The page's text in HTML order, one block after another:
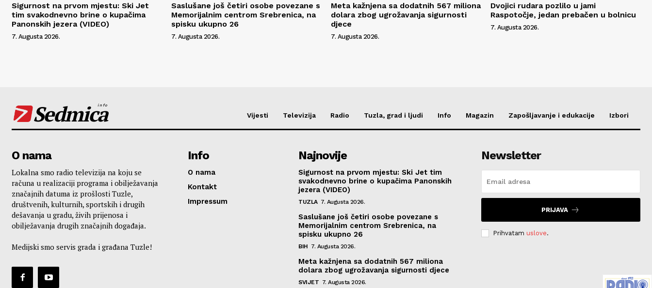
Sigurnost na prvom mjestu: Ski Jet
tim svakodnevno brine o kupačima
Panonskih jezera (VIDEO)
7. Augusta 2026.
Saslušane još četiri osobe povezane s
Memorijalnim centrom Srebrenica, na
spisku ukupno 26
7. Augusta 2026.
Meta kažnjena sa dodatnih 567 miliona
dolara zbog ugrožavanja sigurnosti
djece
7. Augusta 2026.
Dvojici rudara pozlilo u jami
Raspotočje, jedan prebačen u bolnicu
7. Augusta 2026.
Sedmica
info
Vijesti Televizija Radio Tuzla, grad i ljudi Info Magazin Zapošljavanje i edukacije Izbori
O nama
Lokalna smo radio televizija na koju se
računa u realizaciji programa i obilježavanja
značajnih datuma iz prošlosti Tuzle,
društvenih, kulturnih, sportskih i drugih
dešavanja u gradu, živih prijenosa i
obilježavanja drugih značajnih događaja.
Medijski smo servis grada i građana Tuzle!
Info
O nama
Kontakt
Impressum
Najnovije
Sigurnost na prvom mjestu: Ski Jet tim
svakodnevno brine o kupačima Panonskih
jezera (VIDEO)
TUZLA 7. Augusta 2026.
Saslušane još četiri osobe povezane s
Memorijalnim centrom Srebrenica, na
spisku ukupno 26
BIH 7. Augusta 2026.
Meta kažnjena sa dodatnih 567 miliona
dolara zbog ugrožavanja sigurnosti djece
SVIJET 7. Augusta 2026.
Newsletter
PRIJAVA
Prihvatam uslove.